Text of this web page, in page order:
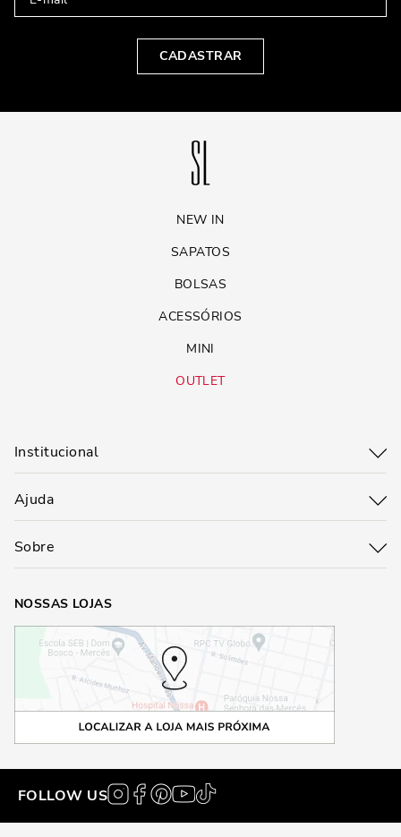
CADASTRAR
NEW IN
SAPATOS
BOLSAS
ACESSÓRIOS
MINI
OUTLET
Institucional
Ajuda
Sobre
NOSSAS LOJAS
FOLLOW US